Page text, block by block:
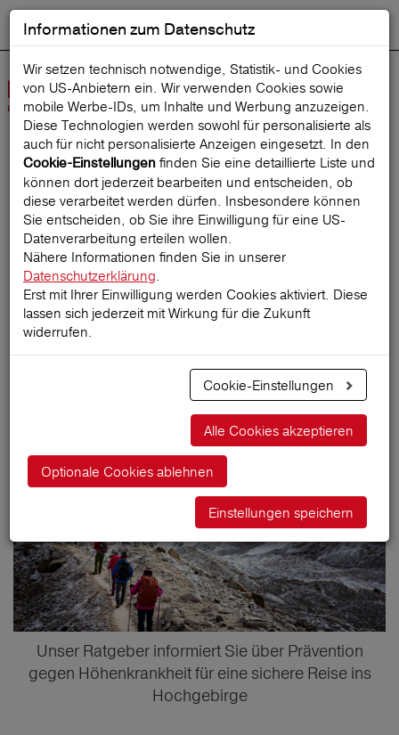
Suche starten
Startseite ReiseMagazin
Höhenkrankheit:
Symptome verstehen und
richtig reagieren
27.01.2026
Unser Ratgeber informiert Sie über Prävention
gegen Höhenkrankheit für eine sichere Reise ins
Hochgebirge
Informationen zum Datenschutz
Wir setzen technisch notwendige, Statistik- und Cookies
von US-Anbietern ein. Wir verwenden Cookies sowie
mobile Werbe‑IDs, um Inhalte und Werbung anzuzeigen.
Diese Technologien werden sowohl für personalisierte als
auch für nicht personalisierte Anzeigen eingesetzt. In den
Cookie-Einstellungen finden Sie eine detaillierte Liste und
können dort jederzeit bearbeiten und entscheiden, ob
diese verarbeitet werden dürfen. Insbesondere können
Sie entscheiden, ob Sie ihre Einwilligung für eine US-
Datenverarbeitung erteilen wollen.
Nähere Informationen finden Sie in unserer
Datenschutzerklärung.
Erst mit Ihrer Einwilligung werden Cookies aktiviert. Diese
lassen sich jederzeit mit Wirkung für die Zukunft
widerrufen.
Cookie-Einstellungen
Alle Cookies akzeptieren
Optionale Cookies ablehnen
Einstellungen speichern